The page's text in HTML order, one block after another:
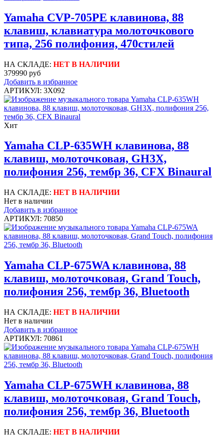
Yamaha CVP-705PE клавинова, 88
клавиш, клавиатура молоточкового
типа, 256 полифония, 470стилей
НА СКЛАДЕ: НЕТ В НАЛИЧИИ
379990 руб
Добавить в избранное
АРТИКУЛ: 3X092
Хит
Yamaha CLP-635WH клавинова, 88
клавиш, молоточковая, GH3X,
полифония 256, тембр 36, CFX Binaural
НА СКЛАДЕ: НЕТ В НАЛИЧИИ
Нет в наличии
Добавить в избранное
АРТИКУЛ: 70850
Yamaha CLP-675WA клавинова, 88
клавиш, молоточковая, Grand Touch,
полифония 256, тембр 36, Bluetooth
НА СКЛАДЕ: НЕТ В НАЛИЧИИ
Нет в наличии
Добавить в избранное
АРТИКУЛ: 70861
Yamaha CLP-675WH клавинова, 88
клавиш, молоточковая, Grand Touch,
полифония 256, тембр 36, Bluetooth
НА СКЛАДЕ: НЕТ В НАЛИЧИИ